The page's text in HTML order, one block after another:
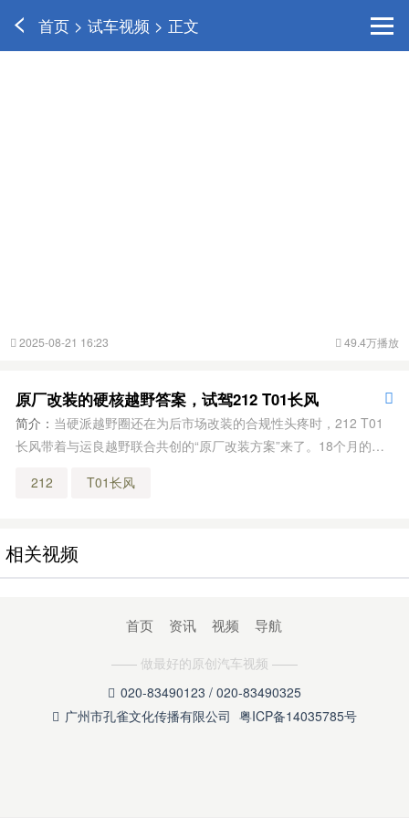
首页 > 试车视频 > 正文
 49.4万播放
 2025-08-21 16:23
原厂改装的硬核越野答案，试驾212 T01长风 
简介： 当硬派越野圈还在为后市场改装的合规性头疼时，212 T01
长风带着与运良越野联合共创的“原厂改装方案”来了。18个月的打
的每一处细节，都在说：这是台为越野而生的“狠角色”。
212 T01长风
相关视频
首页 资讯 视频 导航
—— 做最好的原创汽车视频 ——
 020-83490123 / 020-83490325
 广州市孔雀文化传播有限公司 粤ICP备14035785号